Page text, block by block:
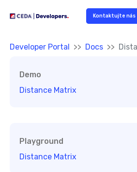
Přeskočit na hlavní obsah
Kontaktujte nás
Jsi tady:
Developer Portal Docs
Demo
Distance Matrix
Playground
Distance Matrix